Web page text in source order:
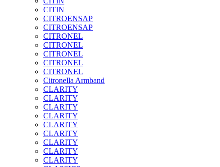
CITIN
CITROENSAP
CITROENSAP
CITRONEL
CITRONEL
CITRONEL
CITRONEL
CITRONEL
Citronella Armband
CLARITY
CLARITY
CLARITY
CLARITY
CLARITY
CLARITY
CLARITY
CLARITY
CLARITY